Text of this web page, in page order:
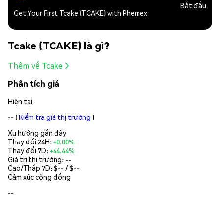
Get Your First Tcake (TCAKE) with Phemex
Bắt đầu
Tcake (TCAKE) là gì?
Thêm về Tcake
Phân tích giá
Hiện tại
-- (Kiểm tra giá thị trường )
Xu hướng gần đây
Thay đổi 24H:+0.00%
Thay đổi 7D:+44.44%
Giá trị thị trường: --
Cao/Thấp 7D: $-- / $--
Cảm xúc cộng đồng
--